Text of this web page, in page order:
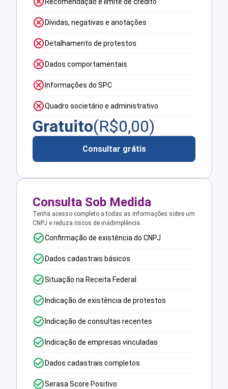
Dívidas, negativas e anotações
Detalhamento de protestos
Dados comportamentais
Informações do SPC
Quadro societário e administrativo
Gratuito(R$0,00)
Consultar grátis
Consulta Sob Medida
Tenha acesso completo a todas as informações sobre um
CNPJ e reduza riscos de inadimplência.
Confirmação de existência do CNPJ
Dados cadastrais básicos
Situação na Receita Federal
Indicação de existência de protestos
Indicação de consultas recentes
Indicação de empresas vinculadas
Dados cadastrais completos
Serasa Score Positivo